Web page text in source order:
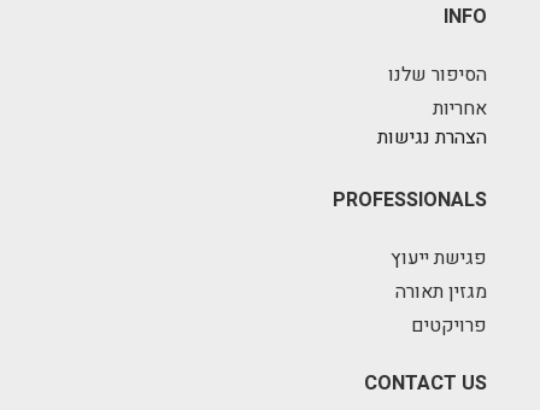
INFO
הסיפור שלנו
אחריות
הצהרת נגישות
PROFESSIONALS
פגישת ייעוץ
מגזין תאורה
פרויקטים
CONTACT US